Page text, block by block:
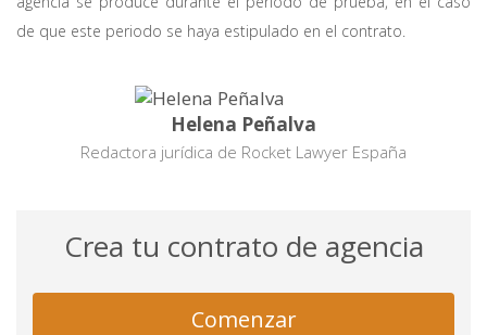
de que este periodo se haya estipulado en el contrato.
Helena Peñalva
Redactora jurídica de Rocket Lawyer España
Crea tu contrato de agencia
Comenzar